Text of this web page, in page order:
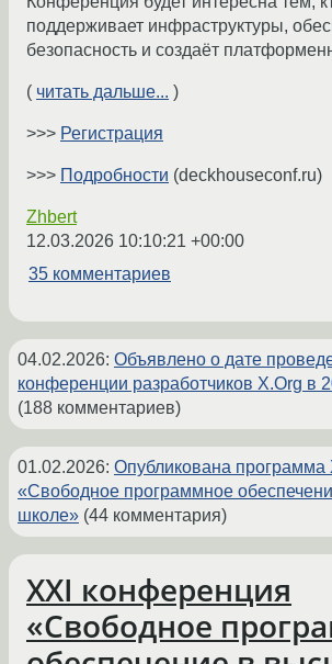
поддерживает инфраструктуры,
безопасность и создаёт
( читать дальше... )
>>> Регистрация
>>> Подробности (deckhouseconf.ru)
Zhbert
12.03.2026 10:10:21 +00:00
35 комментариев
04.02.2026: Объявлено о дате
конференции разработчиков X.Org в
(188 комментариев)
01.02.2026: Опубликована программа
«Свободное программное
школе» (44 комментария)
XXI конференция
«Свободное